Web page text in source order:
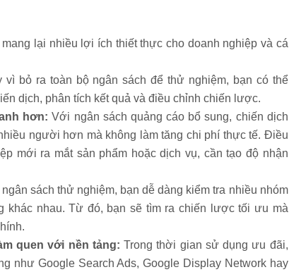
lại nhiều lợi ích thiết thực cho doanh nghiệp và cá
vì bỏ ra toàn bộ ngân sách để thử nghiệm, bạn có thể
dịch, phân tích kết quả và điều chỉnh chiến lược.
hơn:Với ngân sách quảng cáo bổ sung, chiến dịch
người hơn mà không làm tăng chi phí thực tế. Điều
mới ra mắt sản phẩm hoặc dịch vụ, cần tạo độ nhận
ngân sách thử nghiệm, bạn dễ dàng kiểm tra nhiều nhóm
khác nhau. Từ đó, bạn sẽ tìm ra chiến lược tối ưu mà
quen với nền tảng: Trong thời gian sử dụng ưu đãi,
như Google Search Ads, Google Display Network hay